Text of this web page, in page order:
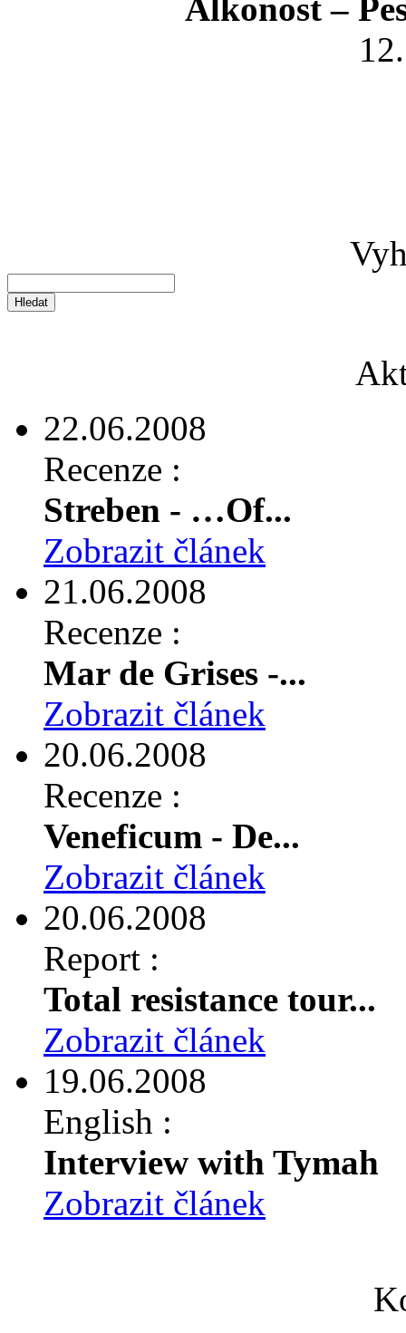
Alkonost –
22.06.2008
Recenze :
Streben - …Of...
Zobrazit článek
21.06.2008
Recenze :
Mar de Grises -...
Zobrazit článek
20.06.2008
Recenze :
Veneficum - De...
Zobrazit článek
20.06.2008
Report :
Total resistance tour...
Zobrazit článek
19.06.2008
English :
Interview with Tymah
Zobrazit článek